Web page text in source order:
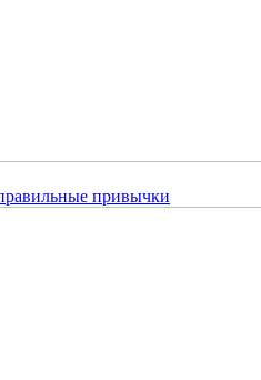
привычки